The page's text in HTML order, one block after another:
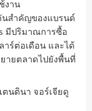
งาน
นสำคัญของแบรนด์
มีปริมาณการซื้อ
าร์ต่อเดือน และได้
ายตลาดไปยังพื้นที่
นตินา จอร์เจียดู